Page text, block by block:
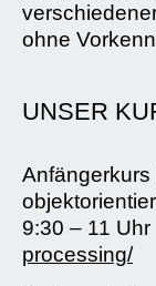
ohne
UNSER
9:30 – 11 Uhr
processing/